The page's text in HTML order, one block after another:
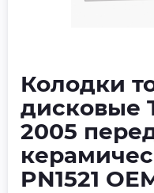
Колодки
дисковые
2005
PN1521